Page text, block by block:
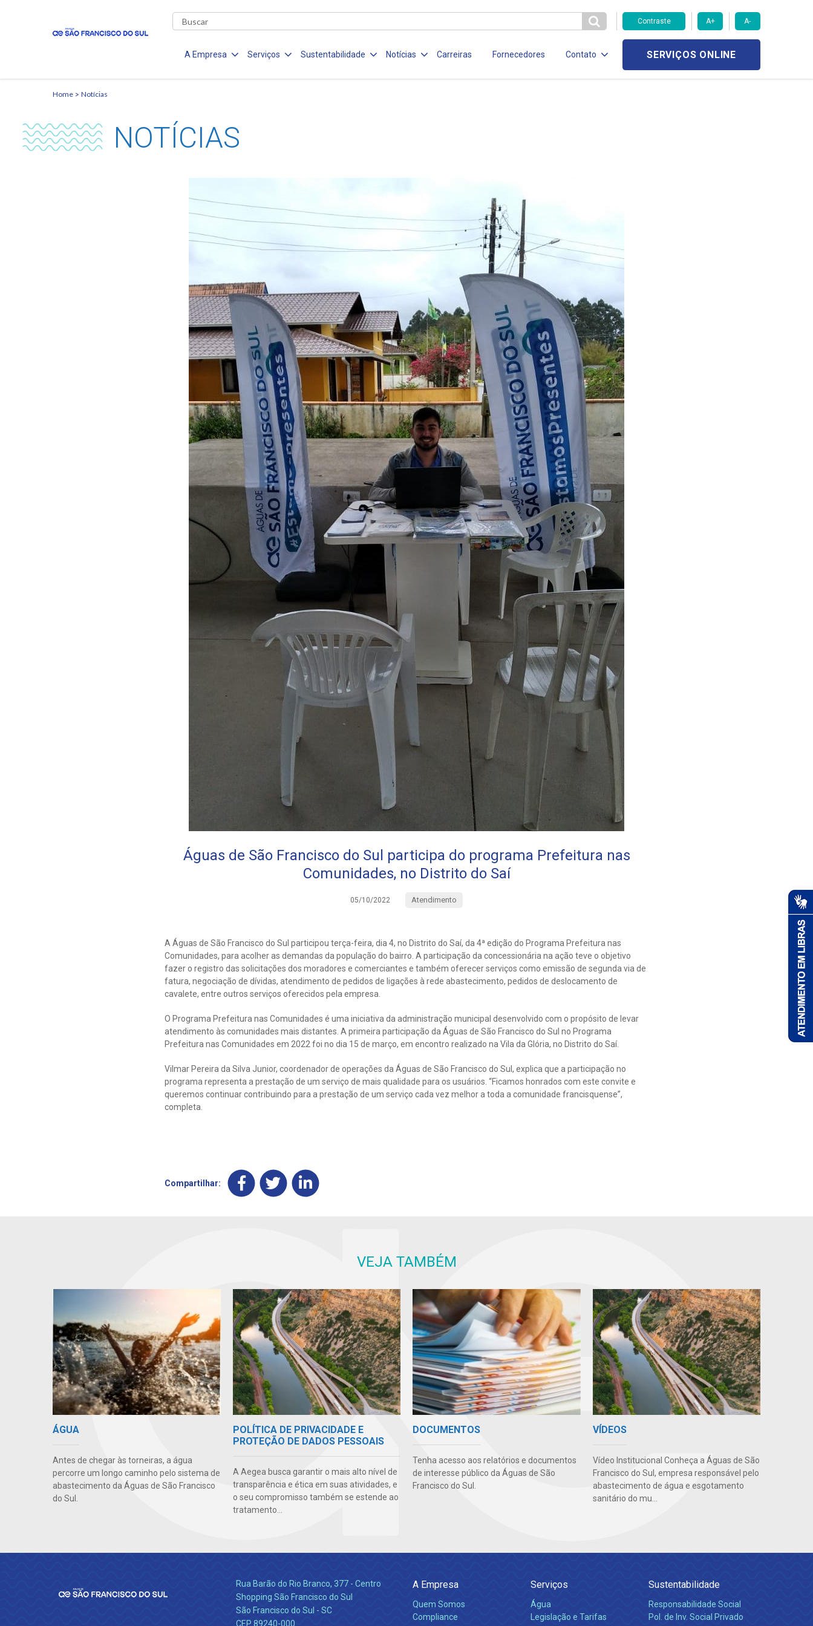
Contraste A+ A-
A Empresa Serviços Sustentabilidade Notícias Carreiras Fornecedores Contato SERVIÇOS ONLINE
Home Notícias
NOTÍCIAS
Águas de São Francisco do Sul participa do programa Prefeitura nas
Comunidades, no Distrito do Saí
05/10/2022 Atendimento
A Águas de São Francisco do Sul participou terça-feira, dia 4, no Distrito do Saí, da 4ª edição do Programa Prefeitura nas
Comunidades, para acolher as demandas da população do bairro. A participação da concessionária na ação teve o objetivo
fazer o registro das solicitações dos moradores e comerciantes e também oferecer serviços como emissão de segunda via de
fatura, negociação de dívidas, atendimento de pedidos de ligações à rede abastecimento, pedidos de deslocamento de
cavalete, entre outros serviços oferecidos pela empresa.
O Programa Prefeitura nas Comunidades é uma iniciativa da administração municipal desenvolvido com o propósito de levar
atendimento às comunidades mais distantes. A primeira participação da Águas de São Francisco do Sul no Programa
Prefeitura nas Comunidades em 2022 foi no dia 15 de março, em encontro realizado na Vila da Glória, no Distrito do Saí.
Vilmar Pereira da Silva Junior, coordenador de operações da Águas de São Francisco do Sul, explica que a participação no
programa representa a prestação de um serviço de mais qualidade para os usuários. “Ficamos honrados com este convite e
queremos continuar contribuindo para a prestação de um serviço cada vez melhor a toda a comunidade francisquense”,
completa.
Compartilhar:
VEJA TAMBÉM
ÁGUA
Antes de chegar às torneiras, a água
percorre um longo caminho pelo sistema de
abastecimento da Águas de São Francisco
do Sul.
POLÍTICA DE PRIVACIDADE E
PROTEÇÃO DE DADOS PESSOAIS
A Aegea busca garantir o mais alto nível de
transparência e ética em suas atividades, e
o seu compromisso também se estende ao
tratamento...
DOCUMENTOS
Tenha acesso aos relatórios e documentos
de interesse público da Águas de São
Francisco do Sul.
VÍDEOS
Vídeo Institucional Conheça a Águas de São
Francisco do Sul, empresa responsável pelo
abastecimento de água e esgotamento
sanitário do mu...
Rua Barão do Rio Branco, 377 - Centro
Shopping São Francisco do Sul
São Francisco do Sul - SC
CEP 89240-000
A Empresa
Quem Somos
Compliance
Serviços
Água
Legislação e Tarifas
Sustentabilidade
Responsabilidade Social
Pol. de Inv. Social Privado